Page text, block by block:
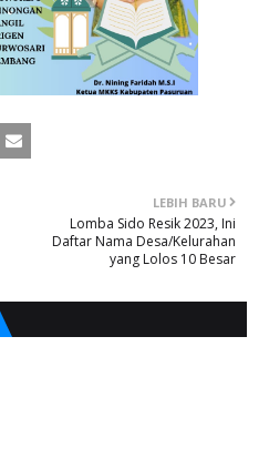
LEBIH BARU
Lomba Sido Resik 2023, Ini
Daftar Nama Desa/Kelurahan
yang Lolos 10 Besar